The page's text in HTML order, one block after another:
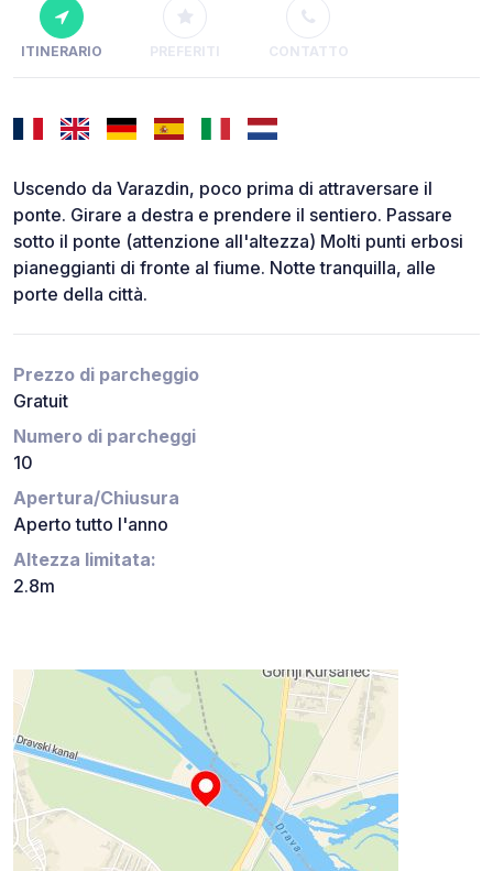
ITINERARIO PREFERITI CONTATTO
Uscendo da Varazdin, poco prima di attraversare il
ponte. Girare a destra e prendere il sentiero. Passare
sotto il ponte (attenzione all'altezza) Molti punti erbosi
pianeggianti di fronte al fiume. Notte tranquilla, alle
porte della città.
Prezzo di parcheggio
Gratuit
Numero di parcheggi
10
Apertura/Chiusura
Aperto tutto l'anno
Altezza limitata:
2.8m